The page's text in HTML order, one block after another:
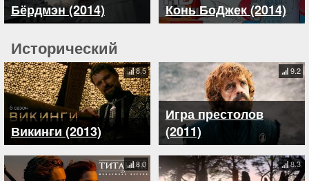
Бёрдмэн (2014) Конь БоДжек (2014)
Исторический
Викинги (2013)
8.5
Игра престолов
(2011)
9.2
8.0 8.3